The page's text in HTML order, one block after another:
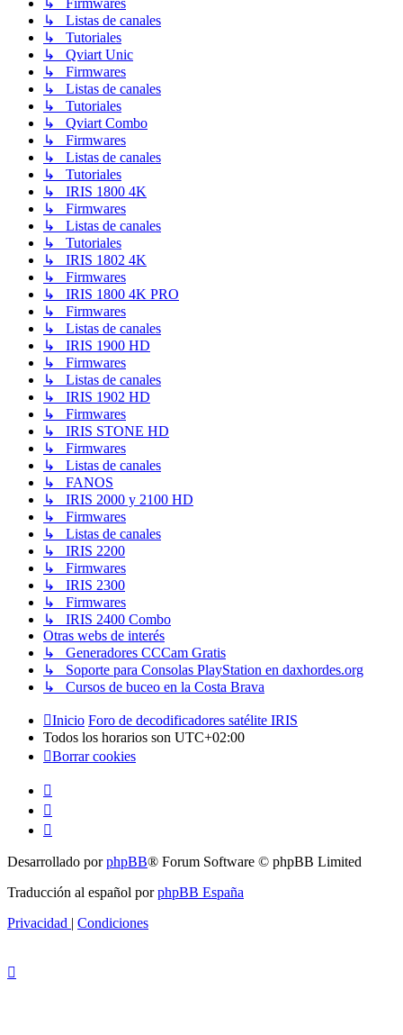
↳ Firmwares
↳ Listas de canales
↳ Tutoriales
↳ Qviart Unic
↳ Firmwares
↳ Listas de canales
↳ Tutoriales
↳ Qviart Combo
↳ Firmwares
↳ Listas de canales
↳ Tutoriales
↳ IRIS 1800 4K
↳ Firmwares
↳ Listas de canales
↳ Tutoriales
↳ IRIS 1802 4K
↳ Firmwares
↳ IRIS 1800 4K PRO
↳ Firmwares
↳ Listas de canales
↳ IRIS 1900 HD
↳ Firmwares
↳ Listas de canales
↳ IRIS 1902 HD
↳ Firmwares
↳ IRIS STONE HD
↳ Firmwares
↳ Listas de canales
↳ FANOS
↳ IRIS 2000 y 2100 HD
↳ Firmwares
↳ Listas de canales
↳ IRIS 2200
↳ Firmwares
↳ IRIS 2300
↳ Firmwares
↳ IRIS 2400 Combo
Otras webs de interés
↳ Generadores CCCam Gratis
↳ Soporte para Consolas PlayStation en daxhordes.org
↳ Cursos de buceo en la Costa Brava
Inicio Foro de decodificadores satélite IRIS
Todos los horarios son UTC+02:00
Borrar cookies
Desarrollado porphpBB® Forum Software © phpBB Limited
Traducción al español porphpBB España
Privacidad | Condiciones